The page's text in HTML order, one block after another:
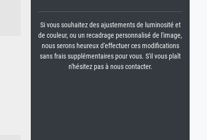
Si vous souhaitez des ajustements de luminosité et
de couleur, ou un recadrage personnalisé de l'image,
nous serons heureux d'effectuer ces modifications
sans frais supplémentaires pour vous. S'il vous plaît
n'hésitez pas à nous contacter.